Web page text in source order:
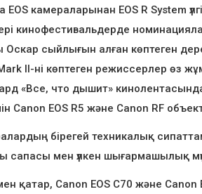
EOS камераларынан EOS R System
кинофестивальдерде
сыйлығын алған көптеген
II-ні көптеген режиссерлер өз
«Все, что дышит»
Canon EOS R5 және Canon RF
бірегей техникалық
сапасы мен үлкен шығармашылық
қатар, Canon EOS C70 және Canon